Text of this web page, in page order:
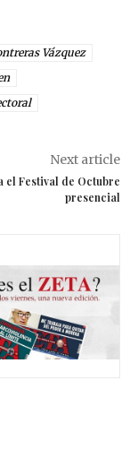
Vázquez
Next article
el Festival de Octubre
presencial